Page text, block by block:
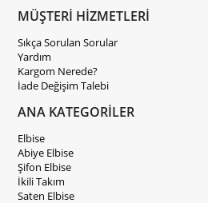
MÜŞTERİ HİZMETLERİ
Sıkça Sorulan Sorular
Yardım
Kargom Nerede?
İade Değişim Talebi
ANA KATEGORİLER
Elbise
Abiye Elbise
Şifon Elbise
İkili Takım
Saten Elbise